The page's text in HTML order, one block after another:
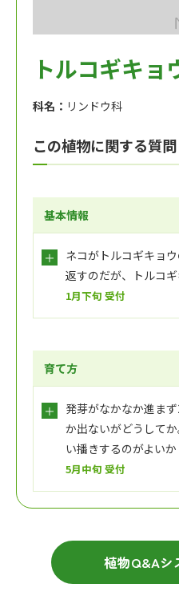
トルコギキョ
科名： リンドウ科
この植物に関する質問
基本情報
ネコがトルコギキョ
返すのだが、トルコ
1月下旬 受付
育て方
発芽がなかなか進ま
か出ないがどうして
い播きするのがよいか
5月中旬 受付
植物Q&Aシ